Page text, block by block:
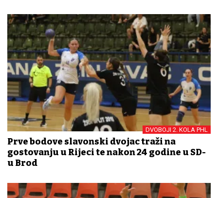
DVOBOJI 2. KOLA PHL
Prve bodove slavonski dvojac traži na
gostovanju u Rijeci te nakon 24 godine u SD-
u Brod